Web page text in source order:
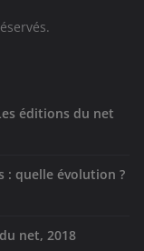
éditions du net
: quelle évolution ?
net, 2018